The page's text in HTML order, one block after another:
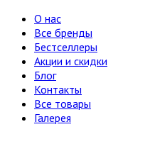
О нас
Все бренды
Бестселлеры
Акции и скидки
Блог
Контакты
Все товары
Галерея